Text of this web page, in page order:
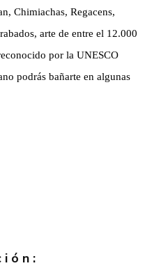
Chimiachas, Regacens,
arte de entre el 12.000
por la UNESCO
podrás bañarte en algunas